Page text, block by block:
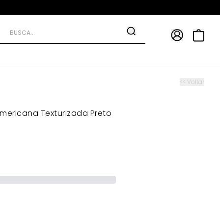
<< Voltar
Texturizada Preto